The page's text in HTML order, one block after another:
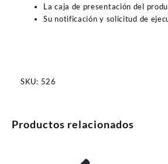
La caja de presentación del
Su notificación y solicitud de
SKU: 526
Productos relacionados